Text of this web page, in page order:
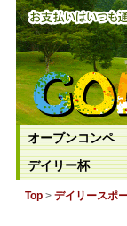
オープンコンペ
デイリー杯
Top> デイリースポ